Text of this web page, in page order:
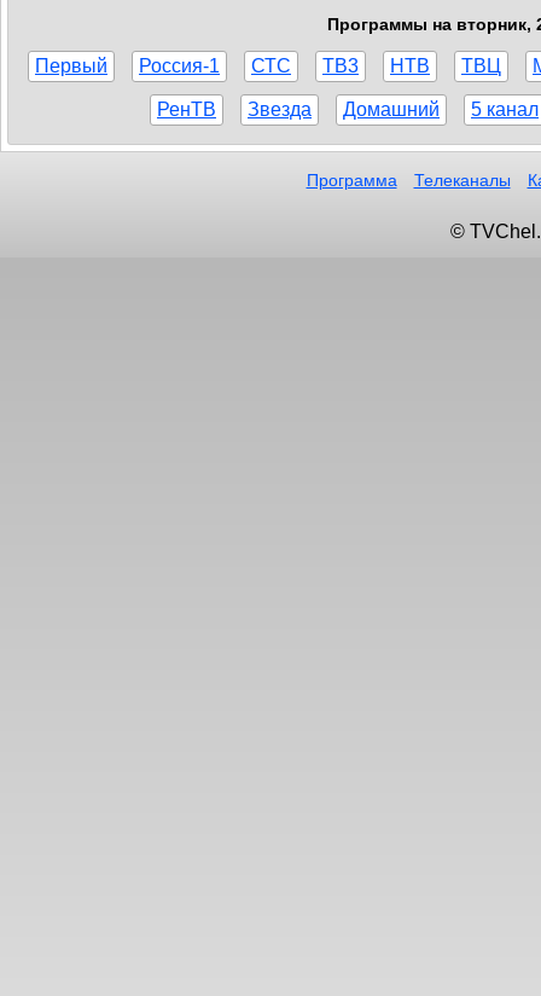
Программы на вторник,
Первый Россия-1 СТС ТВ3 НТВ ТВЦ
РенТВ Звезда Домашний 5 канал
Программа Телеканалы
©